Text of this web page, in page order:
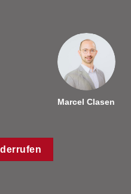
Marcel Clasen